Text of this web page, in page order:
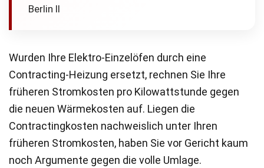
Berlin II
Wurden Ihre Elektro-Einzelöfen durch eine
Contracting-Heizung ersetzt, rechnen Sie Ihre
früheren Stromkosten pro Kilowattstunde gegen
die neuen Wärmekosten auf. Liegen die
Contractingkosten nachweislich unter Ihren
früheren Stromkosten, haben Sie vor Gericht kaum
noch Argumente gegen die volle Umlage.